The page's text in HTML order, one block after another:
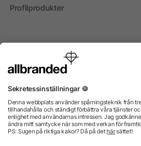
Profilprodukter
Internationellt